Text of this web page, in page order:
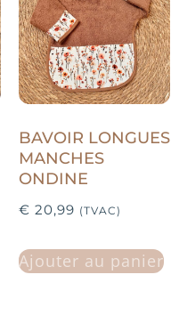
BAVOIR LONGUES
MANCHES
ONDINE
€ 20,99 (TVAC)
Ajouter au panier